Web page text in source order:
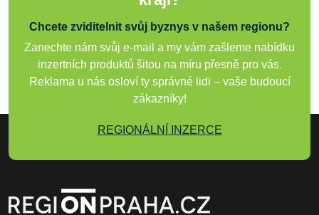
Chcete zviditelnit svůj byznys v našem regionu?
Zanechte nám svůj e-mail a my vám zašleme nabídku
inzertních produktů šitou na míru přesně pro vás.
Reklama u nás osloví ty správné lidi – vaše budoucí
zákazníky!
REGIONÁLNÍ INZERCE